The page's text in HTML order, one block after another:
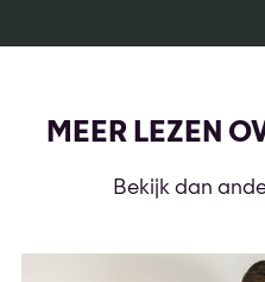
MEER LEZEN
Bekijk dan